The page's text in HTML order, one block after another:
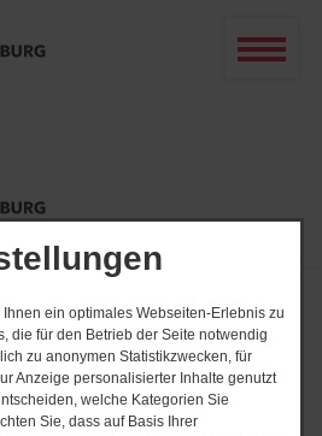
ein optimales Webseiten-Erlebnis zu
die für den Betrieb der Seite notwendig
zu anonymen Statistikzwecken, für
Anzeige personalisierter Inhalte genutzt
welche Kategorien Sie
Sie, dass auf Basis Ihrer
Freizeitangebote
Inselzoo